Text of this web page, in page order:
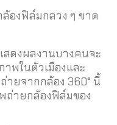
องฟิล์มกลวง ๆ ขาด
ดงผลงานบางคนจะ
าพในตัวเมืองและ
ายจากกล้อง 360° นี้
ายกล้องฟิล์มของ